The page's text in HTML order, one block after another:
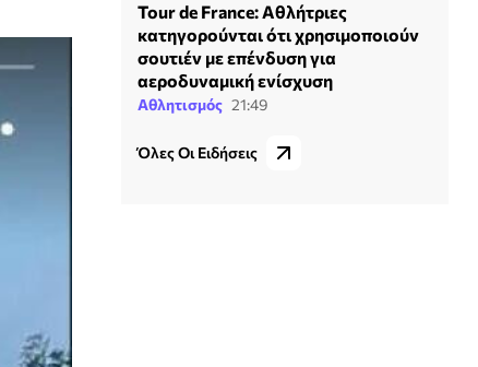
Tour de France: Αθλήτριες
κατηγορούνται ότι χρησιμοποιούν
σουτιέν με επένδυση για
αεροδυναμική ενίσχυση
Αθλητισμός 21:49
Όλες Οι Ειδήσεις